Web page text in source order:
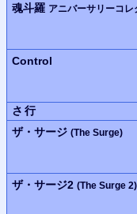
魂斗羅 アニバーサリーコレ
Control
さ行
ザ・サージ (The Surge)
ザ・サージ2 (The Surge 2)